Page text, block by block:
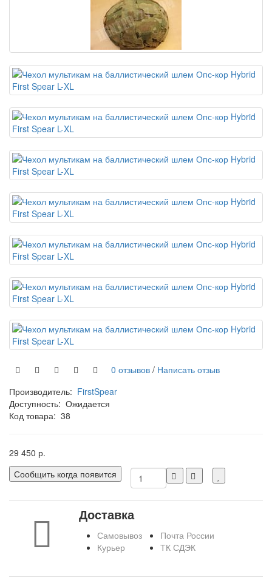
0 отзывов / Написать отзыв
Производитель: FirstSpear
Доступность: Ожидается
Код товара: 38
29 450 р.
Сообщить когда появится
Доставка
Самовывоз
Курьер
Почта России
ТК СДЭК